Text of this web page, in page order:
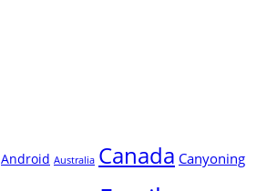
Android Australia Canada Canyoning